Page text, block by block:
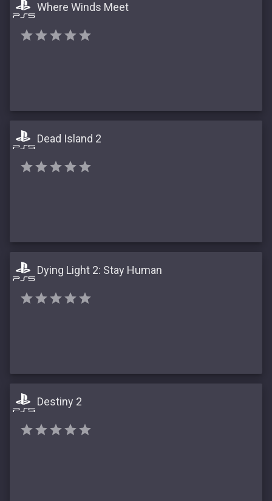
Where Winds Meet
Dead Island 2
Dying Light 2: Stay Human
Destiny 2